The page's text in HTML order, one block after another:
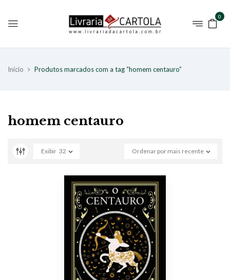
0
Início Produtos marcados com a tag “homem centauro”
homem centauro
Ordenar por mais recente
Exibir 32